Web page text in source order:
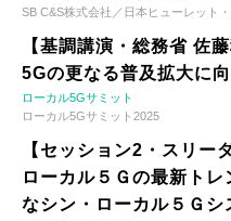
SB C&S株式会社／日本ヒューレット
【基調講演・総務省 佐
5Gの更なる普及拡大に
ローカル5Gサミット
ローカル5Gサミット2025
【セッション2・スリー
ローカル５Ｇの最新ト
なシン・ローカル５Ｇ